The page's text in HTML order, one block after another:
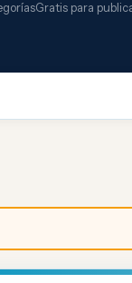
Gratis para